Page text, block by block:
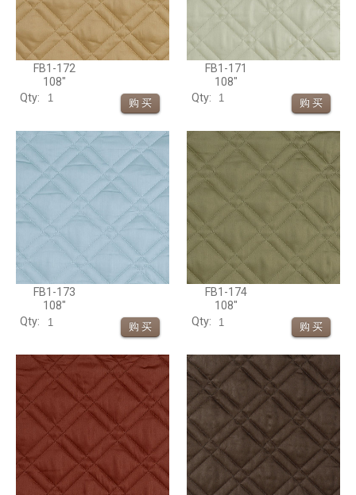
FB1-172
108"
Qty:
FB1-171
108"
Qty:
FB1-173
108"
Qty:
FB1-174
108"
Qty: